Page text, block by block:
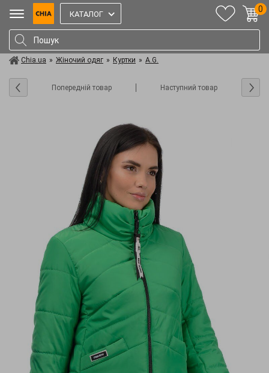
КАТАЛОГ
0
Chia.ua » Жіночий одяг » Куртки » A.G.
Попередній товар Наступний товар